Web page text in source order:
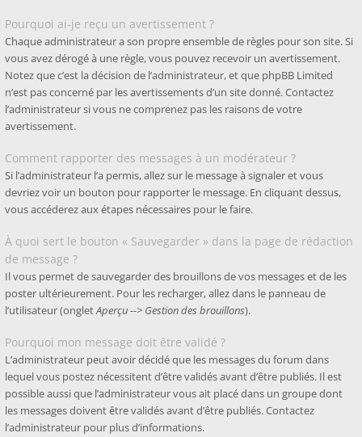
Pourquoi ai-je reçu un avertissement ?
Chaque administrateur a son propre ensemble de règles pour son site. Si
vous avez dérogé à une règle, vous pouvez recevoir un avertissement.
Notez que c’est la décision de l’administrateur, et que phpBB Limited
n’est pas concerné par les avertissements d’un site donné. Contactez
l’administrateur si vous ne comprenez pas les raisons de votre
avertissement.
Comment rapporter des messages à un modérateur ?
Si l’administrateur l’a permis, allez sur le message à signaler et vous
devriez voir un bouton pour rapporter le message. En cliquant dessus,
vous accéderez aux étapes nécessaires pour le faire.
À quoi sert le bouton « Sauvegarder » dans la page de rédaction
de message ?
Il vous permet de sauvegarder des brouillons de vos messages et de les
poster ultérieurement. Pour les recharger, allez dans le panneau de
l’utilisateur (ongletAperçu --> Gestion des brouillons).
Pourquoi mon message doit être validé ?
L’administrateur peut avoir décidé que les messages du forum dans
lequel vous postez nécessitent d’être validés avant d’être publiés. Il est
possible aussi que l’administrateur vous ait placé dans un groupe dont
les messages doivent être validés avant d’être publiés. Contactez
l’administrateur pour plus d’informations.